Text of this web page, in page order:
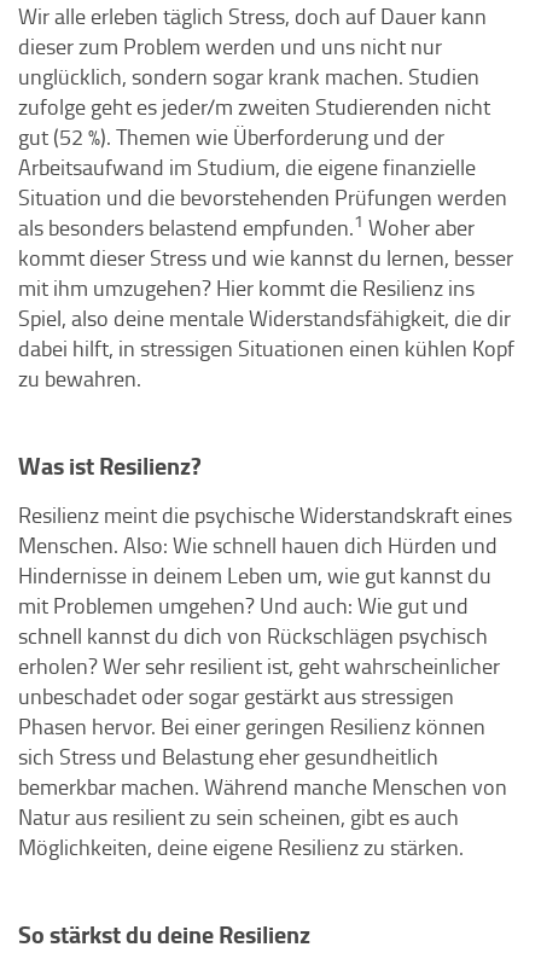
Wir alle erleben täglich Stress, doch auf Dauer kann
dieser zum Problem werden und uns nicht nur
unglücklich, sondern sogar krank machen. Studien
zufolge geht es jeder/m zweiten Studierenden nicht
gut (52 %). Themen wie Überforderung und der
Arbeitsaufwand im Studium, die eigene finanzielle
Situation und die bevorstehenden Prüfungen werden
als besonders belastend empfunden.1 Woher aber
kommt dieser Stress und wie kannst du lernen, besser
mit ihm umzugehen? Hier kommt die Resilienz ins
Spiel, also deine mentale Widerstandsfähigkeit, die dir
dabei hilft, in stressigen Situationen einen kühlen Kopf
zu bewahren.
Was ist Resilienz?
Resilienz meint die psychische Widerstandskraft eines
Menschen. Also: Wie schnell hauen dich Hürden und
Hindernisse in deinem Leben um, wie gut kannst du
mit Problemen umgehen? Und auch: Wie gut und
schnell kannst du dich von Rückschlägen psychisch
erholen? Wer sehr resilient ist, geht wahrscheinlicher
unbeschadet oder sogar gestärkt aus stressigen
Phasen hervor. Bei einer geringen Resilienz können
sich Stress und Belastung eher gesundheitlich
bemerkbar machen. Während manche Menschen von
Natur aus resilient zu sein scheinen, gibt es auch
Möglichkeiten, deine eigene Resilienz zu stärken.
So stärkst du deine Resilienz